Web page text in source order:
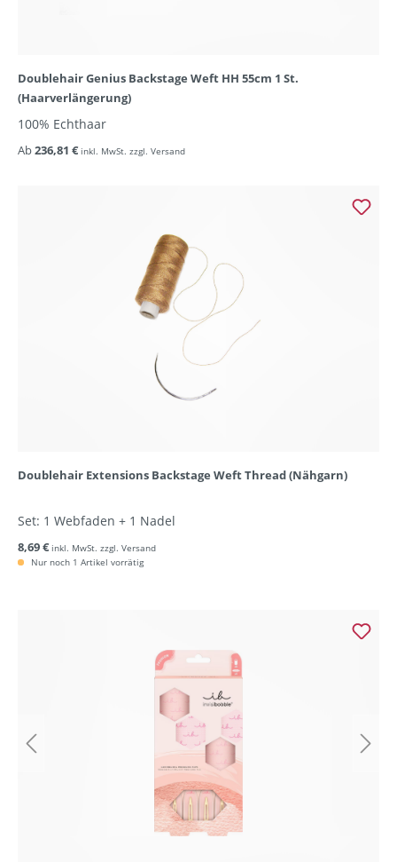
Doublehair Genius Backstage Weft HH 55cm 1 St.
(Haarverlängerung)
100% Echthaar
Ab236,81 € inkl. MwSt. zzgl. Versand
Doublehair Extensions Backstage Weft Thread (Nähgarn)
Set: 1 Webfaden + 1 Nadel
8,69 € inkl. MwSt. zzgl. Versand
Nur noch 1 Artikel vorrätig